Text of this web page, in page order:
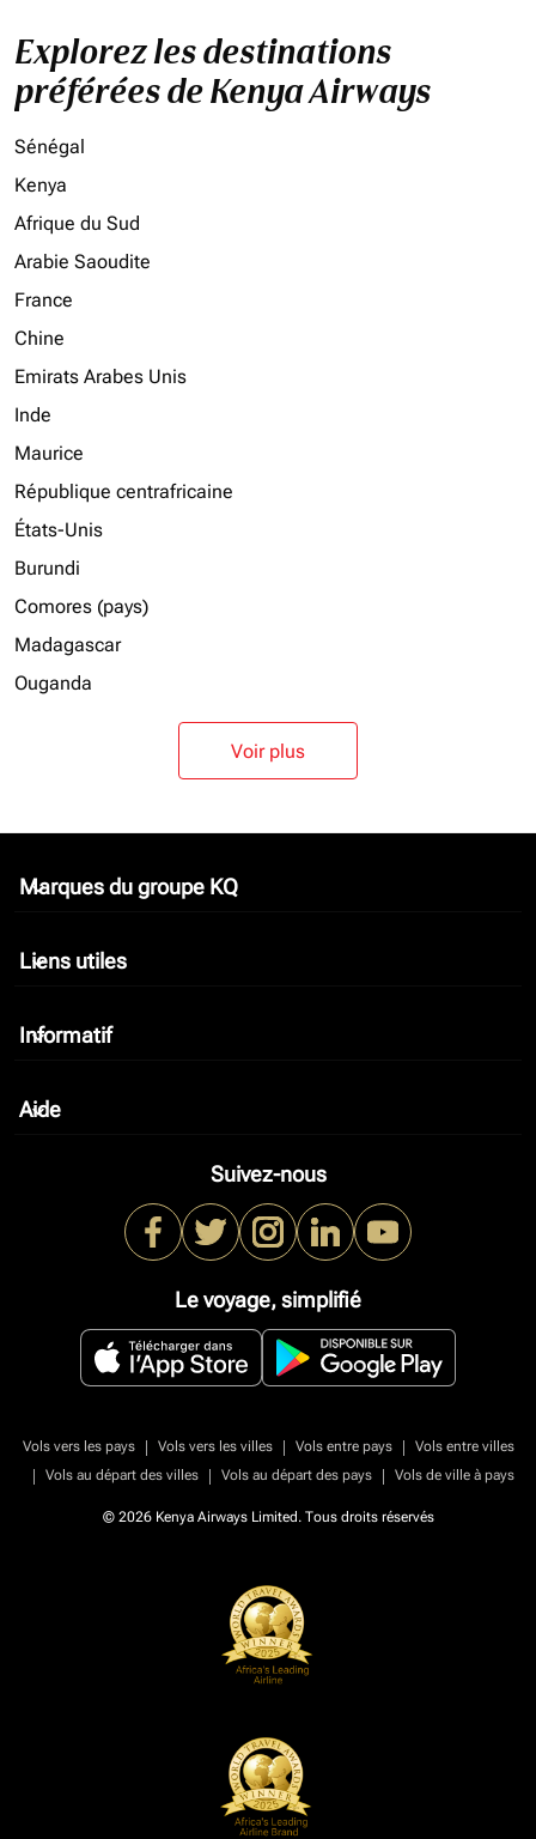
Explorez les destinations
préférées de Kenya Airways
Sénégal
Kenya
Afrique du Sud
Arabie Saoudite
France
Chine
Emirats Arabes Unis
Inde
Maurice
République centrafricaine
États-Unis
Burundi
Comores (pays)
Madagascar
Ouganda
Voir plus
Marques du groupe KQ
keyboard_arrow_down
Liens utiles
keyboard_arrow_down
Informatif
keyboard_arrow_down
Aide
keyboard_arrow_down
Suivez-nous
Le voyage, simplifié
Vols vers les pays | Vols vers les villes | Vols entre pays |
Vols entre villes
|
Vols au départ des villes | Vols au départ des pays | Vols de ville à pays
© 2026 Kenya Airways Limited. Tous droits réservés